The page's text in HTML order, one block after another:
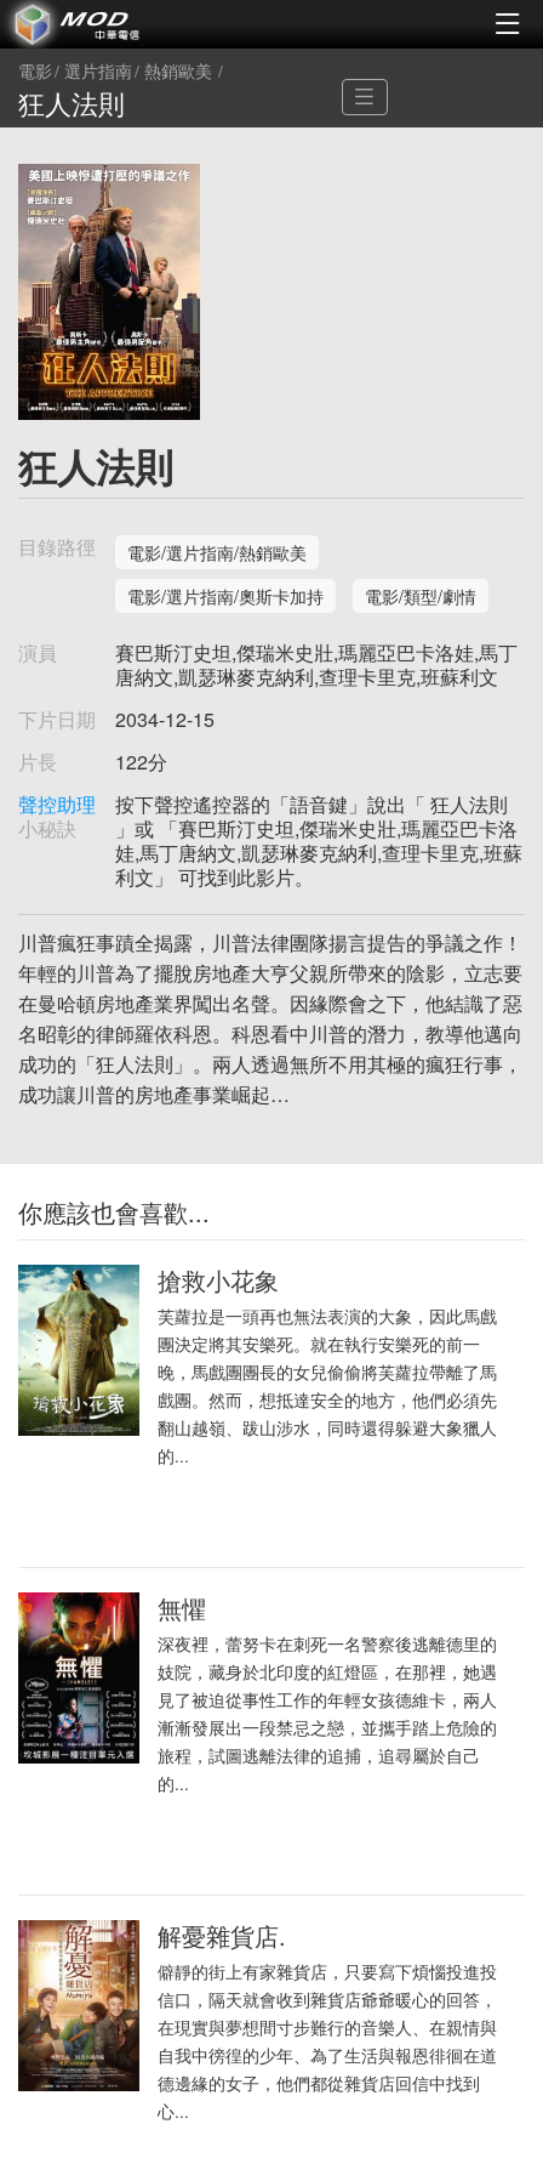
電影 選片指南 熱銷歐美
狂人法則
狂人法則
目錄路徑
電影/選片指南/熱銷歐美
電影/選片指南/奧斯卡加持
電影/類型/劇情
演員
賽巴斯汀史坦,傑瑞米史壯,瑪麗亞巴卡洛娃,馬丁
唐納文,凱瑟琳麥克納利,查理卡里克,班蘇利文
下片日期
2034-12-15
片長
122分
聲控助理
小秘訣
按下聲控遙控器的「語音鍵」說出「 狂人法則
」或 「賽巴斯汀史坦,傑瑞米史壯,瑪麗亞巴卡洛
娃,馬丁唐納文,凱瑟琳麥克納利,查理卡里克,班蘇
利文」 可找到此影片。
川普瘋狂事蹟全揭露，川普法律團隊揚言提告的爭議之作！
年輕的川普為了擺脫房地產大亨父親所帶來的陰影，立志要
在曼哈頓房地產業界闖出名聲。因緣際會之下，他結識了惡
名昭彰的律師羅依科恩。科恩看中川普的潛力，教導他邁向
成功的「狂人法則」。兩人透過無所不用其極的瘋狂行事，
成功讓川普的房地產事業崛起…
你應該也會喜歡...
搶救小花象
芙蘿拉是一頭再也無法表演的大象，因此馬戲
團決定將其安樂死。就在執行安樂死的前一
晚，馬戲團團長的女兒偷偷將芙蘿拉帶離了馬
戲團。然而，想抵達安全的地方，他們必須先
翻山越嶺、跋山涉水，同時還得躲避大象獵人
的...
無懼
深夜裡，蕾努卡在刺死一名警察後逃離德里的
妓院，藏身於北印度的紅燈區，在那裡，她遇
見了被迫從事性工作的年輕女孩德維卡，兩人
漸漸發展出一段禁忌之戀，並攜手踏上危險的
旅程，試圖逃離法律的追捕，追尋屬於自己
的...
解憂雜貨店.
僻靜的街上有家雜貨店，只要寫下煩惱投進投
信口，隔天就會收到雜貨店爺爺暖心的回答，
在現實與夢想間寸步難行的音樂人、在親情與
自我中徬徨的少年、為了生活與報恩徘徊在道
德邊緣的女子，他們都從雜貨店回信中找到
心...